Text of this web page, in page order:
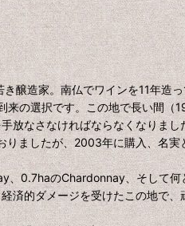
醸造家。南仏でワインを11年造
来の選択です。この地で長い間
放なさなければならなくなりま
ましたが、2003年に購入、名
、0.7haのChardonnay、そして
済的ダメージを受けたこの地で、